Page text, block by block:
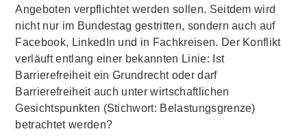
Angeboten verpflichtet werden sollen. Seitdem wird
nicht nur im Bundestag gestritten, sondern auch auf
Facebook, LinkedIn und in Fachkreisen. Der Konflikt
verläuft entlang einer bekannten Linie: Ist
Barrierefreiheit ein Grundrecht oder darf
Barrierefreiheit auch unter wirtschaftlichen
Gesichtspunkten (Stichwort: Belastungsgrenze)
betrachtet werden?